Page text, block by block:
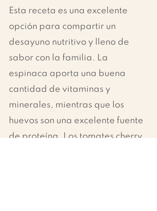
Esta receta es una excelente
opción para compartir un
desayuno nutritivo y lleno de
sabor con la familia. La
espinaca aporta una buena
cantidad de vitaminas y
minerales, mientras que los
huevos son una excelente fuente
de proteína. Los tomates cherry